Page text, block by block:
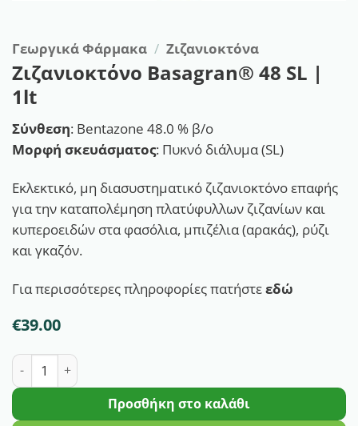
Γεωργικά Φάρμακα / Ζιζανιοκτόνα
Ζιζανιοκτόνο Basagran® 48 SL |
1lt
Σύνθεση: Bentazone 48.0 % β/ο
Μορφή σκευάσματος: Πυκνό διάλυμα (SL)
Εκλεκτικό, μη διασυστηματικό ζιζανιοκτόνο επαφής
για την καταπολέμηση πλατύφυλλων ζιζανίων και
κυπεροειδών στα φασόλια, μπιζέλια (αρακάς), ρύζι
και γκαζόν.
Για περισσότερες πληροφορίες πατήστεεδώ
€39.00
Ζιζανιοκτόνο Basagran® 48 SL | 1lt ποσότητα
Προσθήκη στο καλάθι